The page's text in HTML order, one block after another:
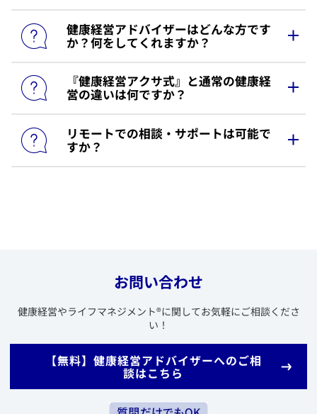
​掛かりません。健康経営の実践に有効な健康経営サ
ポートパッケージをご用意しています。企業さまの
に健康経営を進めたらよいか不安を抱えている企業
さまにも安心してお取り組みいただけます。
​健康経営アドバイザーはどんな方です
か？何をしてくれますか？
​健康経営アドバイザーは、国策に基づき東京商工会
議所が創設した認定資格の取得者であり、健康経営
ーを配置し、企業ごとに健康課題を特定し、実践ア
ドバイス、顕彰取得のサポート等を通じ社員の幸せ
な人生の実現と企業の永続的発展に寄与する活動を
​『健康経営アクサ式』と通常の健康経
営の違いは何ですか？
​『健康経営アクサ式』は、単なる健康管理や健康増
進の取り組みではなく、社員の皆さまが健康でワー
​リモートでの相談・サポートは可能で
すか？
お問い合わせ
​健康経営やライフマネジメント®に関してお気軽にご相談くださ
い！
​【無料】健康経営アドバイザーへのご相
談はこちら